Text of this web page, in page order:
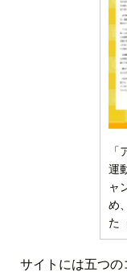
運
ャ
め
た
サイトには五つ